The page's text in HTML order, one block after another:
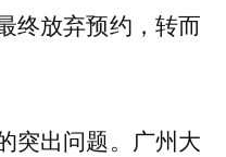
终放弃预约，转而
突出问题。广州大